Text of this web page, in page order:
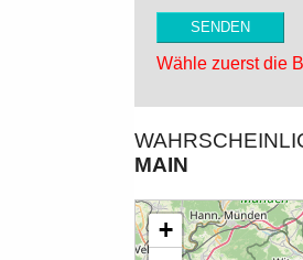
Wähle zuerst die
MAIN